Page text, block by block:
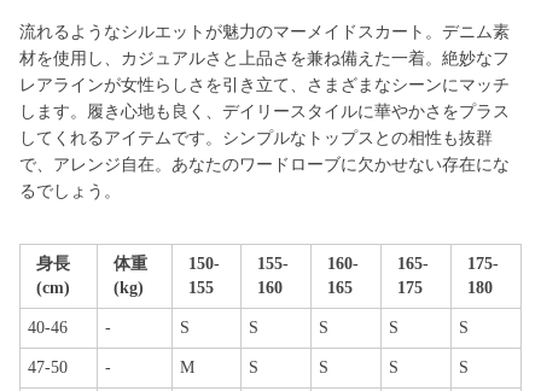
流れるようなシルエットが魅力のマーメイドスカート。デニム素
材を使用し、カジュアルさと上品さを兼ね備えた一着。絶妙なフ
レアラインが女性らしさを引き立て、さまざまなシーンにマッチ
します。履き心地も良く、デイリースタイルに華やかさをプラス
してくれるアイテムです。シンプルなトップスとの相性も抜群
で、アレンジ自在。あなたのワードローブに欠かせない存在にな
るでしょう。
身長
(cm)
体重
(kg)
150-
155
155-
160
160-
165
165-
175
175-
180
40-46 - S S S S S
47-50 - M S S S S